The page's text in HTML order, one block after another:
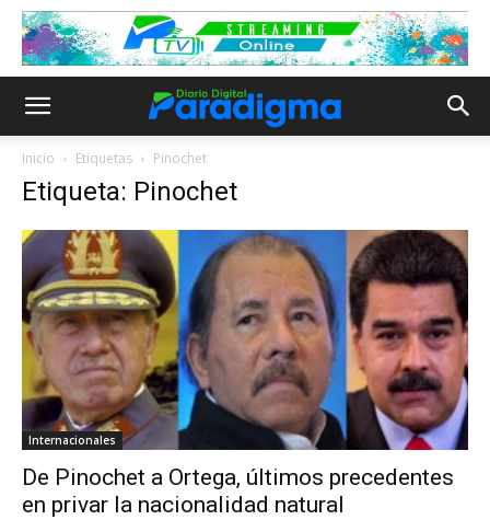
Inicio Etiquetas Pinochet
Etiqueta: Pinochet
Internacionales
De Pinochet a Ortega, últimos precedentes
en privar la nacionalidad natural